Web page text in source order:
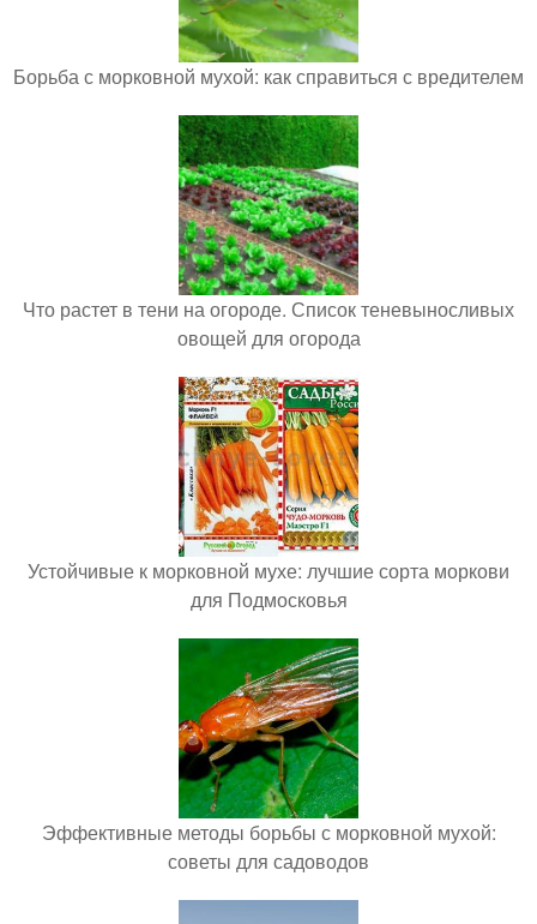
Борьба с морковной мухой: как справиться с вредителем
Что растет в тени на огороде. Список теневыносливых
овощей для огорода
Устойчивые к морковной мухе: лучшие сорта моркови
для Подмосковья
Эффективные методы борьбы с морковной мухой:
советы для садоводов